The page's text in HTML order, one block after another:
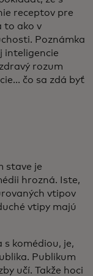
receptov pre
to ako v
Poznámka
inteligencie
rozum
čo sa zdá byť
stave je
hrozná. Iste,
vtipov
vtipy majú
komédiou, je,
Publikum
učí. Takže hoci